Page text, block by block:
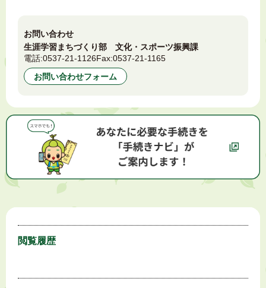
お問い合わせ
生涯学習まちづくり部 文化・スポーツ振興課
電話:0537-21-1126Fax:0537-21-1165
お問い合わせフォーム
閲覧履歴